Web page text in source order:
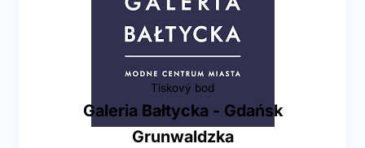
Tiskový bod
Galeria Bałtycka - Gdańsk
Grunwaldzka